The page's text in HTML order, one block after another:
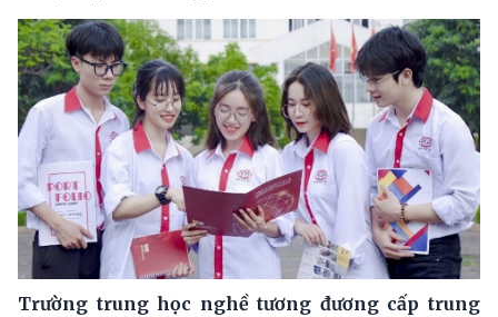
Trường trung học nghề tương đương cấp trung